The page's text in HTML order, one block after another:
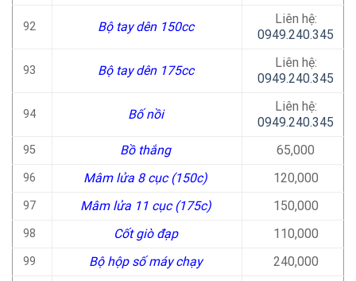
92 Bộ tay dên 150cc
Liên hệ:
0949.240.345
93 Bộ tay dên 175cc
Liên hệ:
0949.240.345
94 Bố nồi
Liên hệ:
0949.240.345
95 Bồ thắng 65,000
96 Mâm lửa 8 cục (150c) 120,000
97 Mâm lửa 11 cục (175c) 150,000
98 Cốt giò đạp 110,000
99 Bộ hộp số máy chạy 240,000